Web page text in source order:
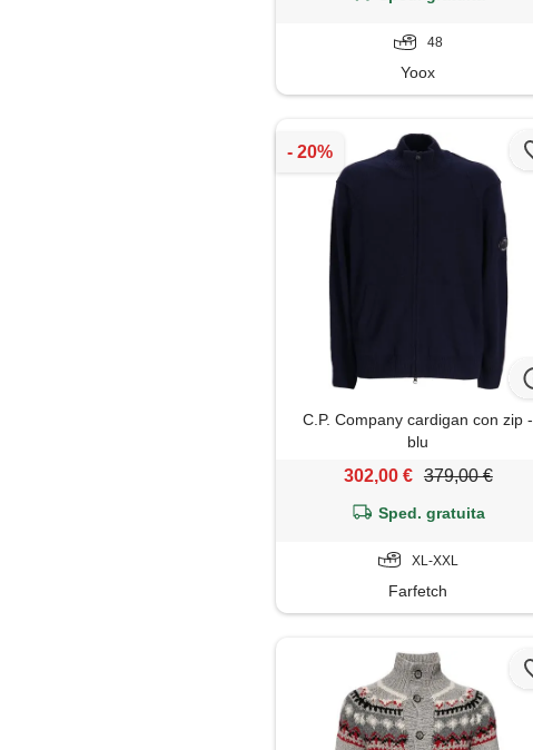
48
Yoox
C.P. Company cardigan con zip -
blu
302,00 € 379,00 €
Sped. gratuita
XL-XXL
Farfetch